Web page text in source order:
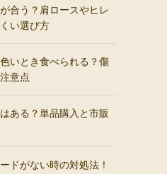
合う？肩ロースやヒレ
い選び方
いとき食べられる？傷
意点
ある？単品購入と市販
ドがない時の対処法！